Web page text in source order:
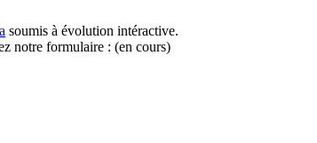
soumis à évolution intéractive.
notre formulaire : (en cours)